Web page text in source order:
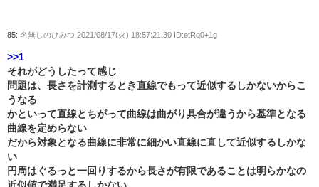
85: 名無しのひみつ 2021/08/17(火) 18:57:21.30 ID:etRq0+1g
>>1
それがどうしたって感じ
問題は、長さを計測するとき直線でもって近似するしかないからこ
うなる
かといって直線とちがって曲線は曲がり具合が違うから基準となる
曲線を定めらない
だから対象となる曲線に非常に細かい直線に直して近似するしかな
い
円周はぐるっと一回りするから長さが有限であることは明らかなの
近似値で満足するしかない